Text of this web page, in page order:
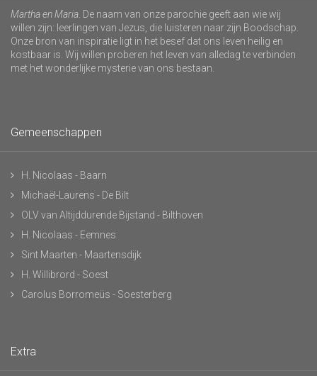
Martha en Maria . De naam van onze parochie geeft aan wie wij
willen zijn: leerlingen van Jezus, die luisteren naar zijn Boodschap.
Onze bron van inspiratie ligt in het besef dat ons leven heilig en
kostbaar is. Wij willen proberen het leven van alledag te verbinden
met het wonderlijke mysterie van ons bestaan.
Gemeenschappen
H. Nicolaas - Baarn
Michaël-Laurens - De Bilt
OLV van Altijddurende Bijstand - Bilthoven
H. Nicolaas - Eemnes
Sint Maarten - Maartensdijk
H. Willibrord - Soest
Carolus Borromeüs - Soesterberg
Extra